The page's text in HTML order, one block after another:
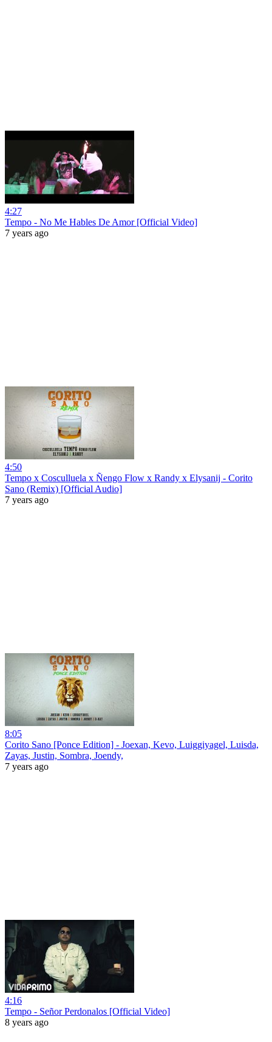
4:27
Tempo - No Me Hables De Amor [Official Video]
7 years ago
4:50
Tempo x Cosculluela x Ñengo Flow x Randy x Elysanij - Corito
Sano (Remix) [Official Audio]
7 years ago
8:05
Corito Sano [Ponce Edition] - Joexan, Kevo, Luiggiyagel, Luisda,
Zayas, Justin, Sombra, Joendy,
7 years ago
4:16
Tempo - Señor Perdonalos [Official Video]
8 years ago